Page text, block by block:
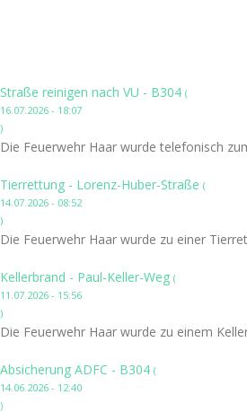
Straße reinigen nach VU - B304 (
16.07.2026 - 18:07
)
Die Feuerwehr Haar wurde telefonisch
Tierrettung - Lorenz-Huber-Straße (
14.07.2026 - 08:52
)
Die Feuerwehr Haar wurde zu einer
Kellerbrand - Paul-Keller-Weg (
11.07.2026 - 15:56
)
Die Feuerwehr Haar wurde zu einem
Absicherung ADFC - B304 (
14.06.2026 - 12:40
)